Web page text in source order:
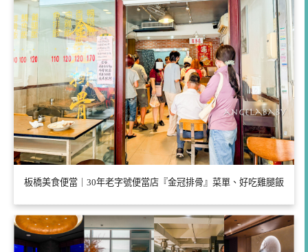
板橋美食便當｜30年老字號便當店『金冠排骨』菜單、好吃雞腿飯